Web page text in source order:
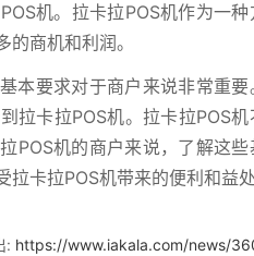
机。拉卡拉POS机作为一
商机和利润。
本要求对于商户来说非常重
拉卡拉POS机。拉卡拉POS
POS机的商户来说，了解这
卡拉POS机带来的便利和益处
: https://www.iakala.com/news/